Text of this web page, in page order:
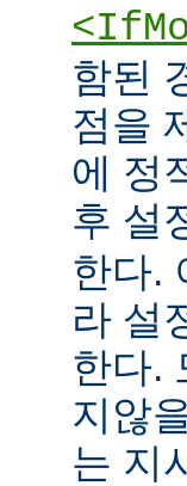
함된
점을
에 정
후 설
한다.
라 설
한다.
지않
는 지